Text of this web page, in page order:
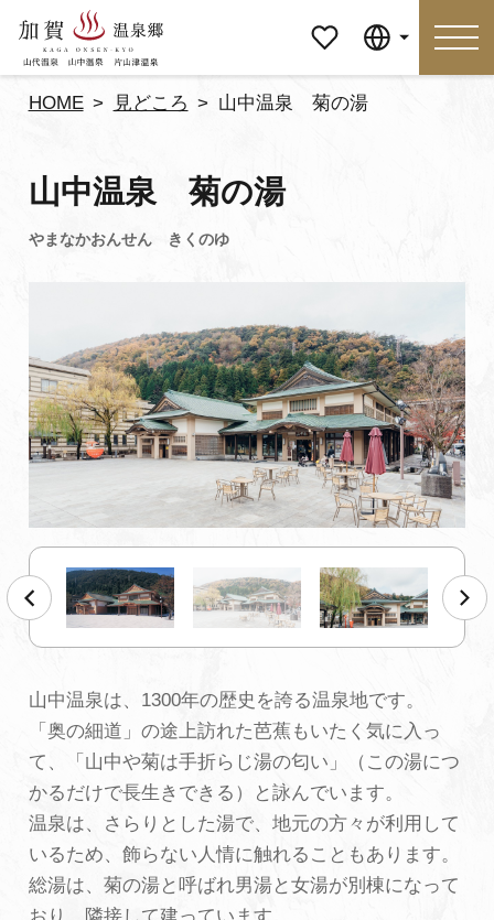
ージ
特集
おみやげ イベント
泊まる アクセス
マイページ
初めての加賀温泉郷
加賀に泊まって！北陸巡り♪
ご当地グルメ
加賀 旅先納税
FAQ
お知らせ
動画を見る
HOME 見どころ 山中温泉 菊の湯
山中温泉 菊の湯
山中温泉は、1300年の歴史を誇る温泉地です。
「奥の細道」の途上訪れた芭蕉もいたく気に入っ
て、「山中や菊は手折らじ湯の匂い」（この湯につ
かるだけで長生きできる）と詠んでいます。
温泉は、さらりとした湯で、地元の方々が利用して
いるため、飾らない人情に触れることもあります。
総湯は、菊の湯と呼ばれ男湯と女湯が別棟になって
おり、隣接して建っています。